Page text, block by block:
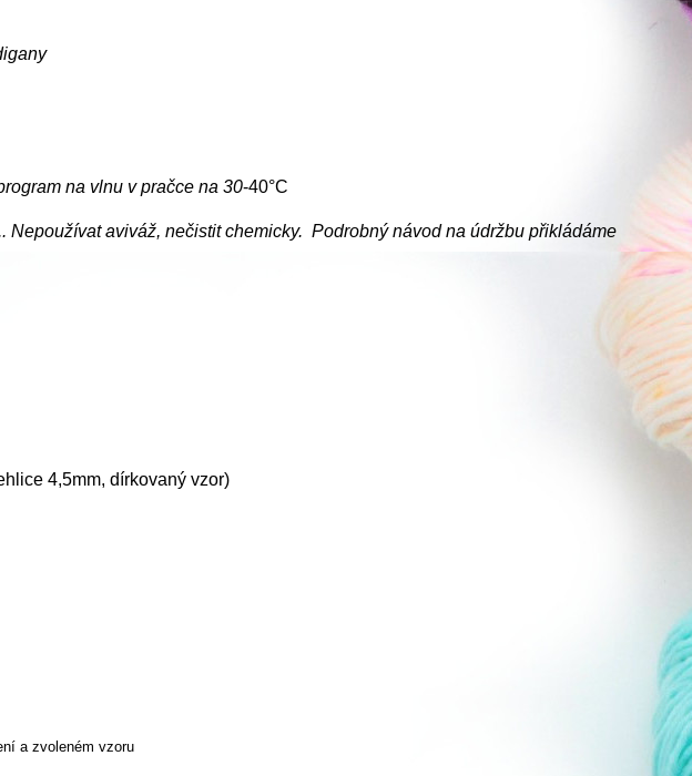
na vlnu v pračce na 30-40°C
Nepoužívat aviváž, nečistit chemicky. Podrobný návod na údržbu přikládáme
4,5mm, dírkovaný vzor)
a zvoleném vzoru